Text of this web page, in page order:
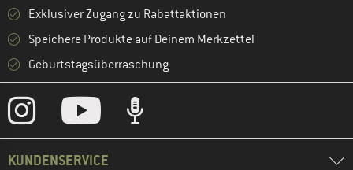
Exklusiver Zugang zu Rabattaktionen
Speichere Produkte auf Deinem Merkzettel
Geburtstagsüberraschung
KUNDENSERVICE